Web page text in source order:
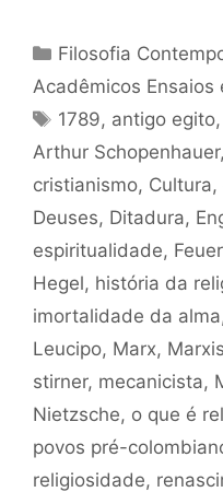
Categorias
Filosofia
Acadêmicos Ensaios
Tags
1789, antigo egito,
Arthur Schopenhauer,
cristianismo, Cultura,
Deuses, Ditadura,
espiritualidade,
Hegel, história da
imortalidade da alma
Leucipo, Marx,
stirner, mecanicista,
Nietzsche, o que é
povos pré-
religiosidade,